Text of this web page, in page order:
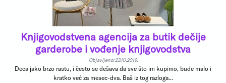
Knjigovodstvena agencija za butik dečije
garderobe i vođenje knjigovodstva
Objavljeno: 23.10.2019.
Deca jako brzo rastu, i često se dešava da sve što im kupimo, bude malo i
kratko već za mesec-dva. Baš iz tog razloga...